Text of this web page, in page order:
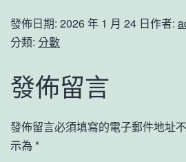
發佈日期: 2026 年 1 月 24 日作者:
分類: 分數
發佈留言
發佈留言必須填寫的電子郵件地址
示為 *